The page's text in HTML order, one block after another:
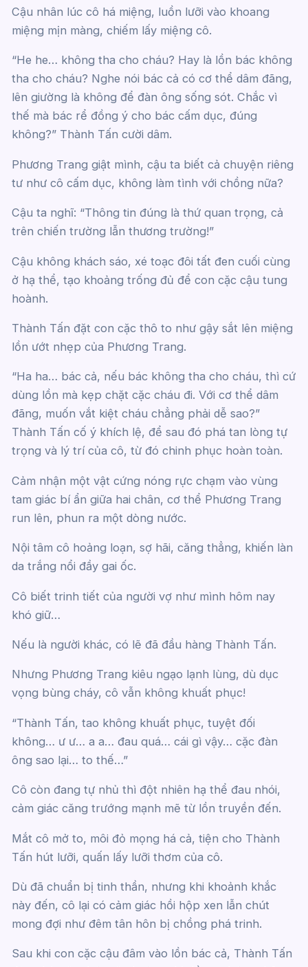
Cậu nhân lúc cô há miệng, luồn lưỡi vào khoang
miệng mịn màng, chiếm lấy miệng cô.
“He he… không tha cho cháu? Hay là lồn bác không
tha cho cháu? Nghe nói bác cả có cơ thể dâm đãng,
lên giường là không để đàn ông sống sót. Chắc vì
thế mà bác rể đồng ý cho bác cấm dục, đúng
không?” Thành Tấn cười dâm.
Phương Trang giật mình, cậu ta biết cả chuyện riêng
tư như cô cấm dục, không làm tình với chồng nữa?
Cậu ta nghĩ: “Thông tin đúng là thứ quan trọng, cả
trên chiến trường lẫn thương trường!”
Cậu không khách sáo, xé toạc đôi tất đen cuối cùng
ở hạ thể, tạo khoảng trống đủ để con cặc cậu tung
hoành.
Thành Tấn đặt con cặc thô to như gậy sắt lên miệng
lồn ướt nhẹp của Phương Trang.
“Ha ha… bác cả, nếu bác không tha cho cháu, thì cứ
dùng lồn mà kẹp chặt cặc cháu đi. Với cơ thể dâm
đãng, muốn vắt kiệt cháu chẳng phải dễ sao?”
Thành Tấn cố ý khích lệ, để sau đó phá tan lòng tự
trọng và lý trí của cô, từ đó chinh phục hoàn toàn.
Cảm nhận một vật cứng nóng rực chạm vào vùng
tam giác bí ẩn giữa hai chân, cơ thể Phương Trang
run lên, phun ra một dòng nước.
Nội tâm cô hoảng loạn, sợ hãi, căng thẳng, khiến làn
da trắng nổi đầy gai ốc.
Cô biết trinh tiết của người vợ như mình hôm nay
khó giữ…
Nếu là người khác, có lẽ đã đầu hàng Thành Tấn.
Nhưng Phương Trang kiêu ngạo lạnh lùng, dù dục
vọng bùng cháy, cô vẫn không khuất phục!
“Thành Tấn, tao không khuất phục, tuyệt đối
không… ư ư… a a… đau quá… cái gì vậy… cặc đàn
ông sao lại… to thế…”
Cô còn đang tự nhủ thì đột nhiên hạ thể đau nhói,
cảm giác căng trướng mạnh mẽ từ lồn truyền đến.
Mắt cô mở to, môi đỏ mọng há cả, tiện cho Thành
Tấn hút lưỡi, quấn lấy lưỡi thơm của cô.
Dù đã chuẩn bị tinh thần, nhưng khi khoảnh khắc
này đến, cô lại có cảm giác hồi hộp xen lẫn chút
mong đợi như đêm tân hôn bị chồng phá trinh.
Sau khi con cặc cậu đâm vào lồn bác cả, Thành Tấn